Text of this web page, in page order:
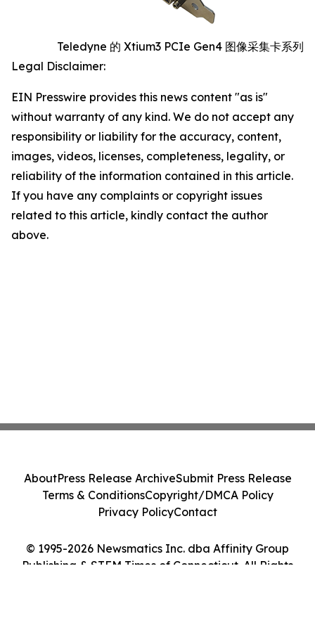
Teledyne 的 Xtium3 PCIe Gen4 图像采集卡系列
Legal Disclaimer:
EIN Presswire provides this news content "as is"
without warranty of any kind. We do not accept any
responsibility or liability for the accuracy, content,
images, videos, licenses, completeness, legality, or
reliability of the information contained in this article.
If you have any complaints or copyright issues
related to this article, kindly contact the author
above.
© 1995-2026 Newsmatics Inc. dba Affinity Group
Publishing & STEM Times of Connecticut. All Rights
AboutPress Release ArchiveSubmit Press Release
Terms & ConditionsCopyright/DMCA Policy
Privacy PolicyContact